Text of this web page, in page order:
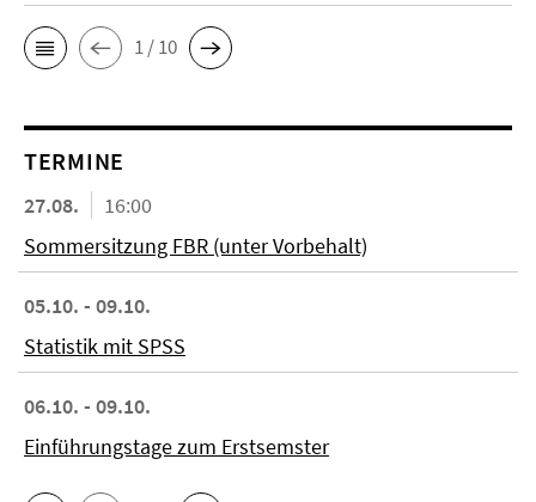
1 / 10
TERMINE
27.08.
16:00
Sommersitzung FBR (unter Vorbehalt)
05.10. - 09.10.
Statistik mit SPSS
06.10. - 09.10.
Einführungstage zum Erstsemster